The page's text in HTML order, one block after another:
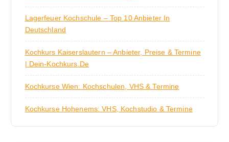
Lagerfeuer Kochschule – Top 10 Anbieter In
Deutschland
Kochkurs Kaiserslautern – Anbieter, Preise & Termine
| Dein-Kochkurs.de
Kochkurse Wien: Kochschulen, VHS & Termine
Kochkurse Hohenems: VHS, Kochstudio & Termine